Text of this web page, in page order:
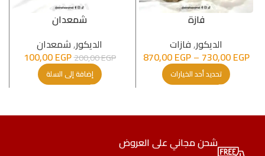
فازة
الدیكور,فازات
730,00EGP
–
870,00EGP
تحديد أحد الخيارات
شمعدان
الدیكور,شمعدان
200,00EGP
100,00EGP
إضافة إلى السلة
شحن مجاني على العروض